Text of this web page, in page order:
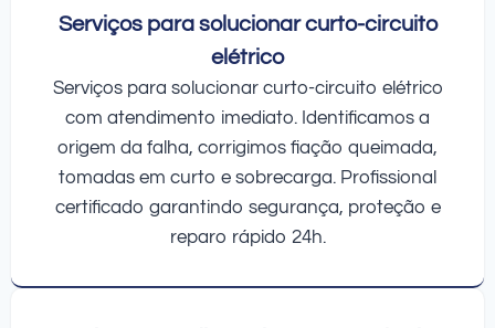
Serviços para solucionar curto-circuito
elétrico
Serviços para solucionar curto-circuito elétrico
com atendimento imediato. Identificamos a
origem da falha, corrigimos fiação queimada,
tomadas em curto e sobrecarga. Profissional
certificado garantindo segurança, proteção e
reparo rápido 24h.